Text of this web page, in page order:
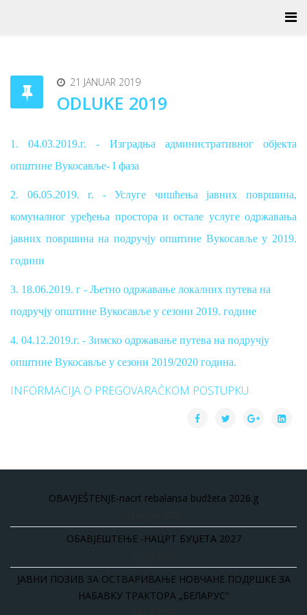
21 JANUAR 2019
ODLUKE 2019
1. 04.03.2019.г. - Изградња административног објекта
општине Вукосавље- I фаза
2. 06.05.2019. г. - Услуге чишћења јавних површина,
комуналног уређења простора и остале услуге одржавања
јавних површина на подручју општине Вукосавље у 2019.
години
3. 18.06.2019. г - Љетно одржавање локалних путева на
подручју општине Вукосавље у сезони 2019. године
4. 04.12.2019.г. - Зимско одржавање путева на подручју
општине Вукосавље у сезони 2019/2020 година.
INFORMACIJA O PREGOVARAČKOM POSTUPKU
OBAVJEŠTENJE-nacrt rebalansa budžeta 2026.g
ОБАВЈЕШТЕЊЕ -НАЦРТ БУЏЕТА 2027
ЈАВНИ ПОЗИВ ЗА ОСТВАРИВАЊЕ НОВЧАНЕ ПОДРШКЕ ЗА
НАБАВКУ ТРАКТОРА „БЕЛАРУС“